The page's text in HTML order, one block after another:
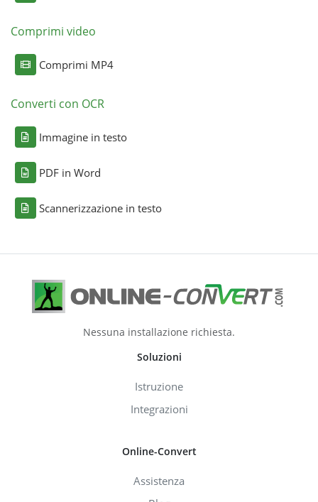
Comprimi video
Comprimi MP4
Converti con OCR
Immagine in testo
PDF in Word
Scannerizzazione in testo
Nessuna installazione richiesta.
Soluzioni
Istruzione
Integrazioni
Online-Convert
Assistenza